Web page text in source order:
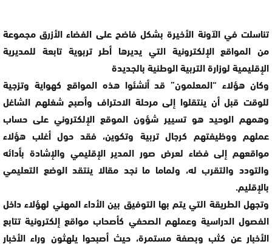
تناسلت في الآونة الأخيرة بشكل فاضح على الفضاء الأزرق مجموعة
من المواقع الإلكترونية التي يديرها أطر تربوية تابعة للمديرية
الإقليمية لوزارة التربية الوطنية بالجديدة
وكان هؤلاء “المعلمون” قد أنشئوا هذه المواقع كهواية وتزجية
للوقت قبل أن ينتقلوا إلى مرحلة الاحتراف وأصبح شغلهم الشاغل
وهمهم الوحيد هو تسيير شؤون الموقع الإلكتروني على حساب
عملهم ووظيفتهم كرجال تربية وتكوين، فقد حول أغلب هؤلاء
مواقعهم إلى فضاء لعرض صور المدير الإقليمي والإشادة بأدائه
والتودد والتقرب له، ولماما ما نجد مقالا ينتقد الوضع التعليمي
بالإقليم.
وتجهل الطريقة التي يتم بها التوفيق بين الأداء المهني لهؤلاء داخل
الفصول الدراسية وعملهم الصحفي كأصحاب مواقع إلكترونية تتابع
الأخبار عن كثب وبصفة مستمرة، حيث أصبحوا يلهثون وراء الأخبار